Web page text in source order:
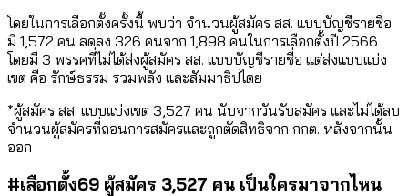
โดยในการเลือกตั้งครั้งนี้ พบว่า จำนวนผู้สมัคร สส. แบบบัญชีรายชื่อ
มี 1,572 คน ลดลง 326 คนจาก 1,898 คนในการเลือกตั้งปี 2566
โดยมี 3 พรรคที่ไม่ได้ส่งผู้สมัคร สส. แบบบัญชีรายชื่อ แต่ส่งแบบแบ่ง
เขต คือ รักษ์ธรรม รวมพลัง และสัมมาธิปไตย
*ผู้สมัคร สส. แบบแบ่งเขต 3,527 คน นับจากวันรับสมัคร และไม่ได้ลบ
จำนวนผู้สมัครที่ถอนการสมัครและถูกตัดสิทธิจาก กกต. หลังจากนั้น
ออก
#เลือกตั้ง69 ผู้สมัคร 3,527 คน เป็นใครมาจากไหน